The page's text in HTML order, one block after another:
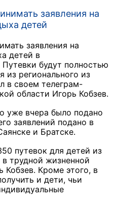
заявления на
детей
заявления на
детей в
будут полностью
из регионального из
в своем телеграм-
области Игорь Кобзев.
уже вчера было подано
заявлений подано в
и Братске.
путевок для детей из
трудной жизненной
Кроме этого, в
и дети, чьи